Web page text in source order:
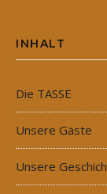
INHALT
Die TASSE
Unsere Gäste
Unsere